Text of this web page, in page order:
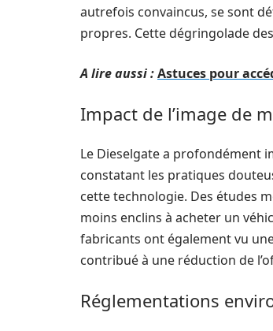
autrefois convaincus, se sont
propres. Cette dégringolade
A lire aussi :Astuces pour
Impact de l’image de
Le Dieselgate a profondément
constatant les pratiques
cette technologie. Des études
moins enclins à acheter un
fabricants ont également vu
contribué à une réduction de
Réglementations